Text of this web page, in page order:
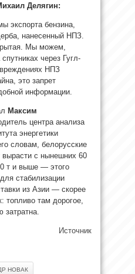
Делягин:
экспорта бензина,
нанесенный НПЗ.
Мы можем,
через Гугл-
НПЗ
это запрет
информации.
Максим
центра анализа
энергетики
словам, белорусские
вырасти с нынешних 60
т и выше — этого
стабилизации
из Азии — скорее
топливо там дорогое,
затратна.
Источник
НОВАК